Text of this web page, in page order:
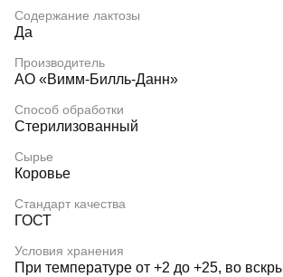
Содержание лактозы
Да
Производитель
АО «Вимм-Билль-Данн»
Способ обработки
Стерилизованный
Сырье
Коровье
Стандарт качества
ГОСТ
Условия хранения
При температуре от +2 до +25, во